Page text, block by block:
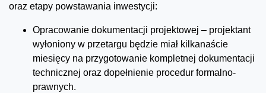
oraz etapy powstawania inwestycji:
Opracowanie dokumentacji projektowej – projektant
wyłoniony w przetargu będzie miał kilkanaście
miesięcy na przygotowanie kompletnej dokumentacji
technicznej oraz dopełnienie procedur formalno-
prawnych.